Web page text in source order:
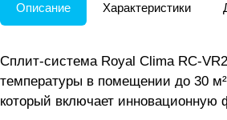
Описание Характеристики
Сплит-система Royal Clima RC-
температуры в помещении до 30
который включает инновационную